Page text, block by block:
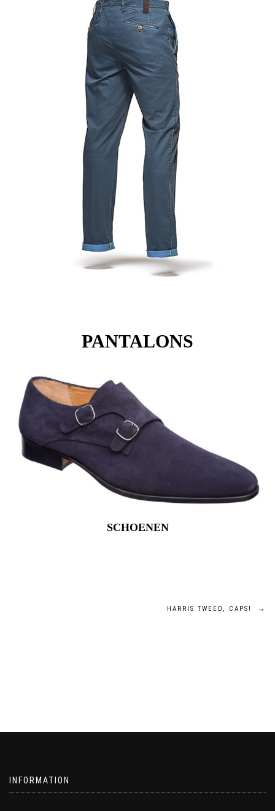
PANTALONS
SCHOENEN
HARRIS TWEED, CAPS! →
INFORMATION